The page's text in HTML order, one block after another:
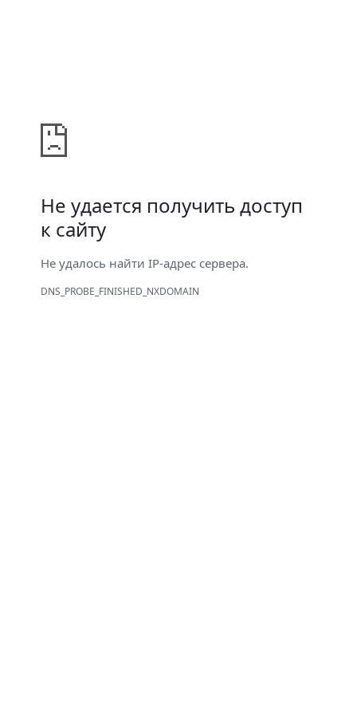
Не удается получить доступ
к сайту
Не удалось найти IP-адрес сервера.
DNS_PROBE_FINISHED_NXDOMAIN